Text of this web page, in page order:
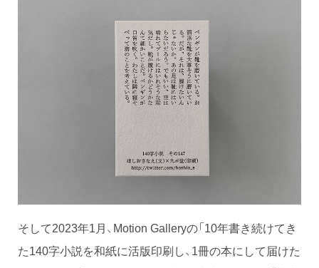
そして2023年1月、Motion Galleryの「10年書き続けてき
た140字小説を和紙に活版印刷し、1冊の本にして届けた